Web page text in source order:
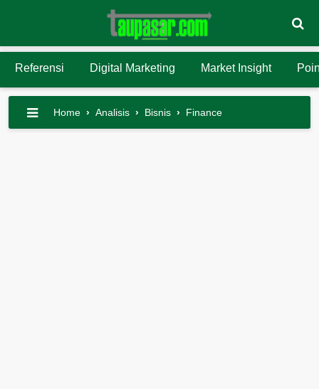
Referensi Digital Marketing Market Insight
Home › Analisis › Bisnis › Finance